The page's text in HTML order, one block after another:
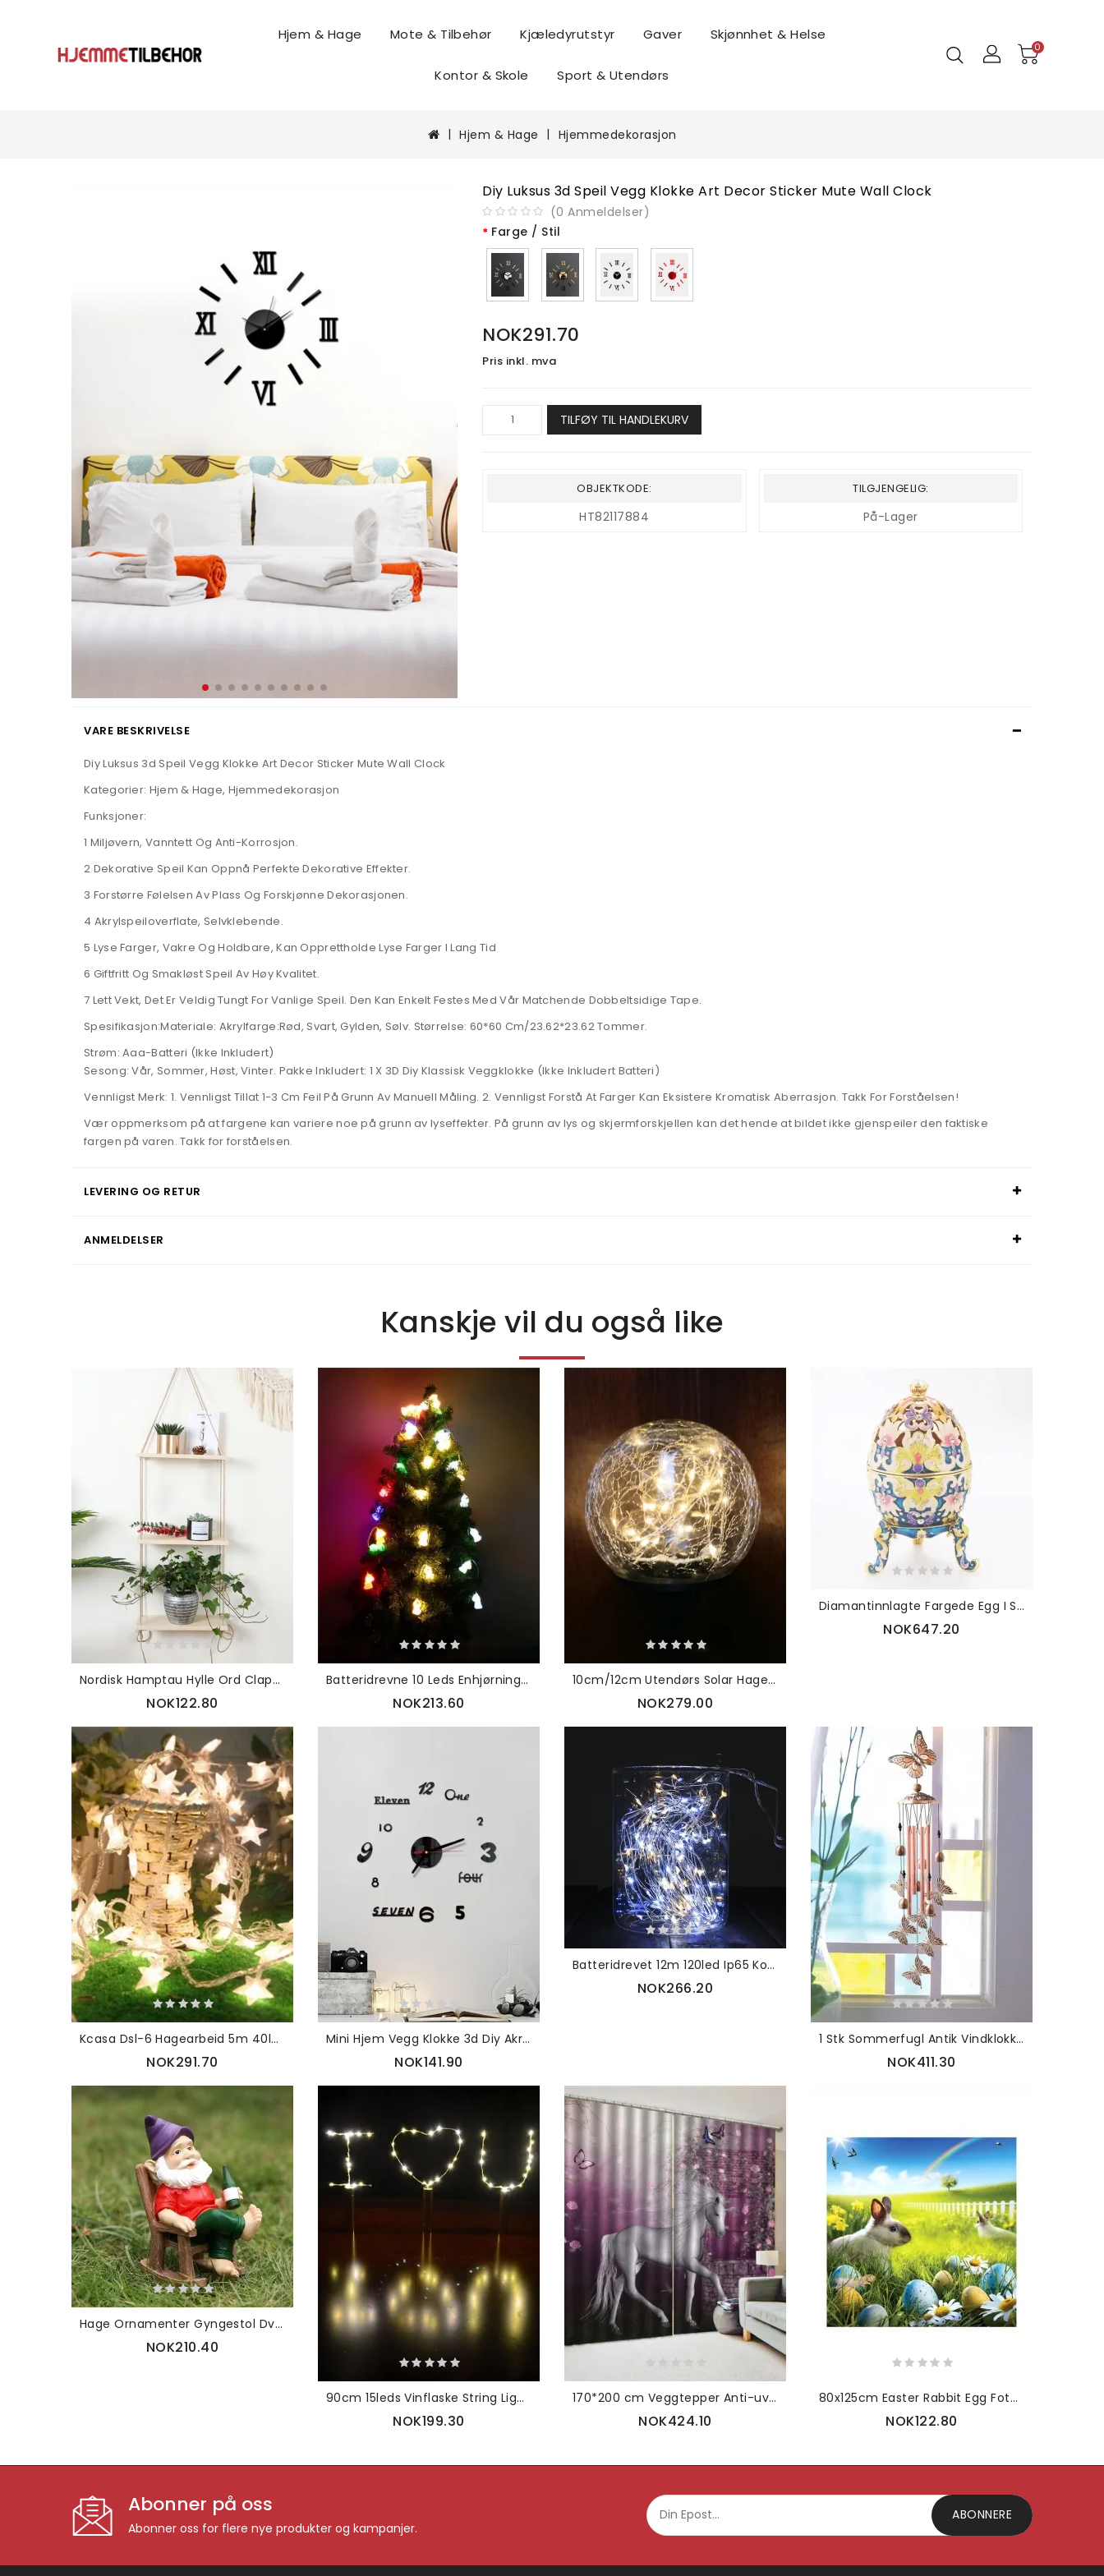
Hjem & Hage Mote & Tilbehør Kjæledyrutstyr Gaver Skjønnhet & Helse
Kontor & Skole Sport & Utendørs
0
Hjem & Hage Hjemmedekorasjon
Diy Luksus 3d Speil Vegg Klokke Art Decor Sticker Mute Wall Clock
(0 Anmeldelser)
Farge / Stil
NOK291.70
Pris inkl. mva
TILFØY TIL HANDLEKURV
OBJEKTKODE:
HT82117884
TILGJENGELIG:
På-Lager
VARE BESKRIVELSE
Diy Luksus 3d Speil Vegg Klokke Art Decor Sticker Mute Wall Clock
Kategorier: Hjem & Hage, Hjemmedekorasjon
Funksjoner:
1 Miljøvern, Vanntett Og Anti-Korrosjon.
2 Dekorative Speil Kan Oppnå Perfekte Dekorative Effekter.
3 Forstørre Følelsen Av Plass Og Forskjønne Dekorasjonen.
4 Akrylspeiloverflate, Selvklebende.
5 Lyse Farger, Vakre Og Holdbare, Kan Opprettholde Lyse Farger I Lang Tid
6 Giftfritt Og Smakløst Speil Av Høy Kvalitet.
7 Lett Vekt, Det Er Veldig Tungt For Vanlige Speil. Den Kan Enkelt Festes Med Vår Matchende Dobbeltsidige Tape.
Spesifikasjon:Materiale: Akrylfarge:Rød, Svart, Gylden, Sølv. Størrelse: 60*60 Cm/23.62*23.62 Tommer.
Strøm: Aaa-Batteri (Ikke Inkludert)
Sesong: Vår, Sommer, Høst, Vinter. Pakke Inkludert: 1 X 3D Diy Klassisk Veggklokke (Ikke Inkludert Batteri)
Vennligst Merk: 1. Vennligst Tillat 1-3 Cm Feil På Grunn Av Manuell Måling. 2. Vennligst Forstå At Farger Kan Eksistere Kromatisk Aberrasjon. Takk For Forståelsen!
Vær oppmerksom på at fargene kan variere noe på grunn av lyseffekter. På grunn av lys og skjermforskjellen kan det hende at bildet ikke gjenspeiler den faktiske
fargen på varen. Takk for forståelsen.
LEVERING OG RETUR
ANMELDELSER
Kanskje vil du også like
Nordisk Hamptau Hylle Ord Clapboard Veggdekorasjon Treramme Retro Mykt
NOK122.80
Batteridrevne 10 Leds Enhjørningformede Innendørs Lanterner Nyhet Fairy String Light Til Jul
NOK213.60
10cm/12cm Utendørs Solar Hage Lampe Crack Ball Gress Begravet Vanntett
NOK279.00
Diamantinnlagte Fargede Egg I Stor Størrelse Til Smykkeskrin Luksuspynt Metal Håndverk Gaver
NOK647.20
Kcasa Dsl-6 Hagearbeid 5m 40led-strenglys Stjerneform Feriehagefest Bryllupsdekorasjon
NOK291.70
Mini Hjem Vegg Klokke 3d Diy Akryl Speil Klistremerker For Dekorasjon Stue Kvartsnål Digital Selvklebende Hengende
NOK141.90
Batteridrevet 12m 120led Ip65 Kobbertrådlys Vinflaskelampe Til Julefest Hjemmeinnredning
NOK266.20
1 Stk Sommerfugl Antik Vindklokke Hengende Ornament Hjem Utendørs Hage Innredning Med Krok
NOK411.30
Hage Ornamenter Gyngestol Dverg Tegneserie Harpiks Håndverk Yard Dekorasjoner
NOK210.40
90cm 15leds Vinflaske String Lights Korkformet Sølvtråd Stjernelys Lampe Fest Jul Dekor
NOK199.30
170*200 cm Veggtepper Anti-uv Blendingsgardiner 3d Vindusgardiner
NOK424.10
80x125cm Easter Rabbit Egg Fotobakgrunn Spring Break Happy Time Collection Helper Home Wall Art
NOK122.80
Abonner på oss
Abonner oss for flere nye produkter og kampanjer.
ABONNERE